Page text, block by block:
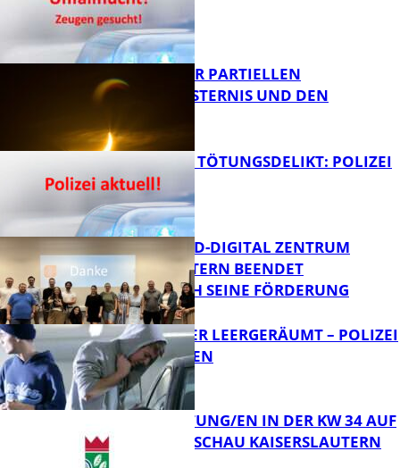
ZEUGEN
VORTRAG ZUR PARTIELLEN
SONNENFINSTERNIS UND DEN
PERSEIDEN
FB News
VERSUCHTES TÖTUNGSDELIKT: POLIZEI
ERMITTELT
FB News
MITTELSTAND-DIGITAL ZENTRUM
KAISERSLAUTERN BEENDET
ERFOLGREICH SEINE FÖRDERUNG
TRANSPORTER LEERGERÄUMT – POLIZEI
SUCHT ZEUGEN
VERANSTALTUNG/EN IN DER KW 34 AUF
DER GARTENSCHAU KAISERSLAUTERN